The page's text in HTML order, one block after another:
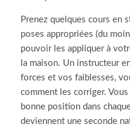
Prenez quelques cours en
poses appropriées (du
pouvoir les appliquer à
la maison. Un instructeur
forces et vos faiblesses,
comment les corriger. Vous
bonne position dans
deviennent une seconde